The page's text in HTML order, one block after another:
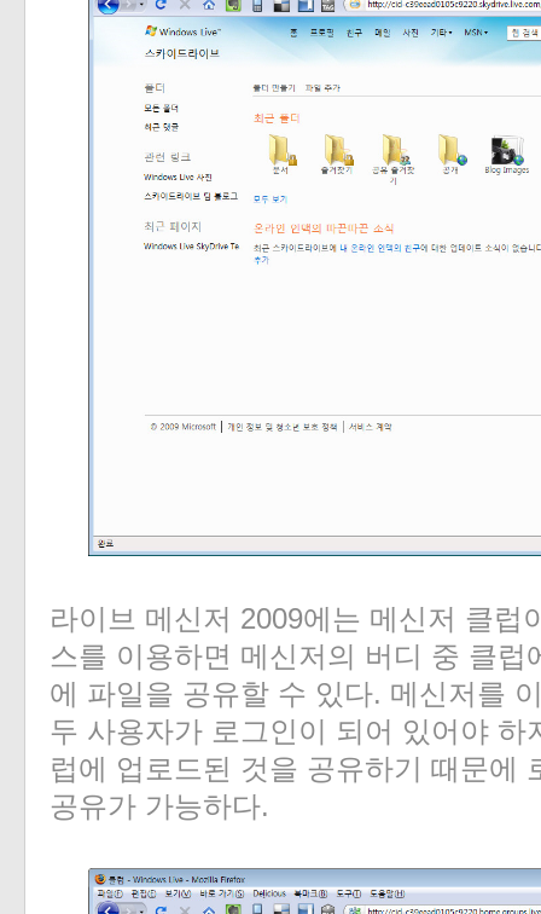
라이브 메신저 2009에는 메신저 클럽
스를 이용하면 메신저의 버디 중 클
에 파일을 공유할 수 있다. 메신저를
두 사용자가 로그인이 되어 있어야 하
럽에 업로드된 것을 공유하기 때문에
공유가 가능하다.